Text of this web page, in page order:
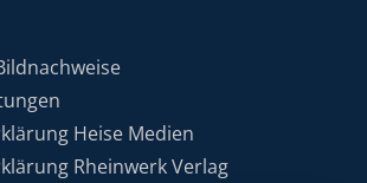
Heise Medien
Rheinwerk Verlag